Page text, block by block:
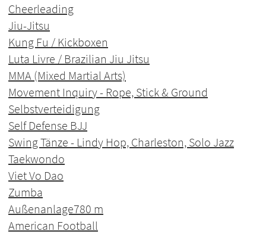
Cheerleading
Jiu-Jitsu
Kung Fu / Kickboxen
Luta Livre / Brazilian Jiu Jitsu
MMA (Mixed Martial Arts)
Movement Inquiry - Rope, Stick & Ground
Selbstverteidigung
Self Defense BJJ
Swing Tänze - Lindy Hop, Charleston, Solo Jazz
Taekwondo
Viet Vo Dao
Zumba
Außenanlage780 m
American Football